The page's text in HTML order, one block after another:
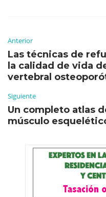
Anterior
Las técnicas de
la calidad de vida
vertebral
Siguiente
Un completo atlas
músculo